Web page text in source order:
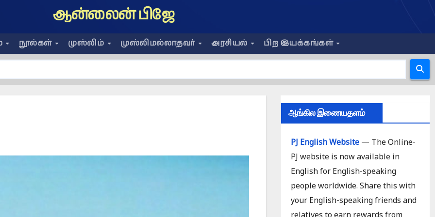
ஆன்லைன் பிஜே
நூல்கள் முஸ்லிம் முஸ்லிமல்லாதவர் அரசியல் பிற இயக்கங்கள்
ஆங்கில இணையதளம்
PJ English Website— The Online-
PJ website is now available in
English for English-speaking
people worldwide. Share this with
your English-speaking friends and